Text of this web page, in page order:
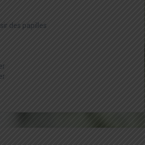
des papilles